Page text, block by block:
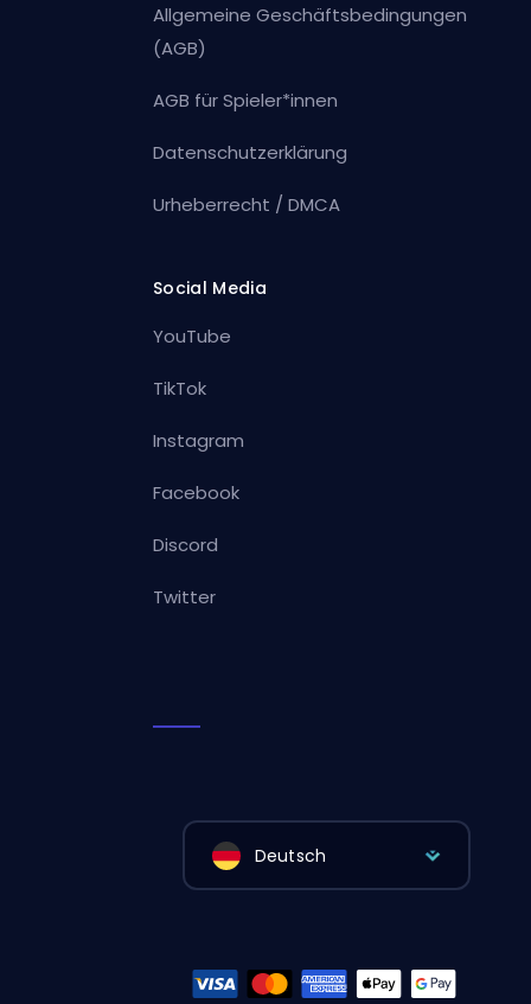
Allgemeine Geschäftsbedingungen
(AGB)
AGB für Spieler*innen
Datenschutzerklärung
Urheberrecht / DMCA
Social Media
YouTube
TikTok
Instagram
Facebook
Discord
Twitter
Deutsch